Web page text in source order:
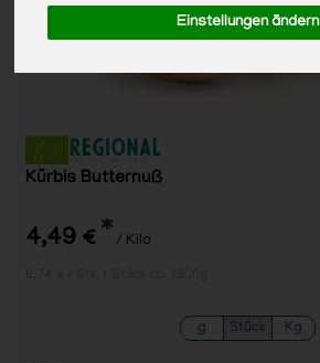
Einstellungen ändern
Kürbis Butternuß
4,49 € * / Kilo
g Stück Kg